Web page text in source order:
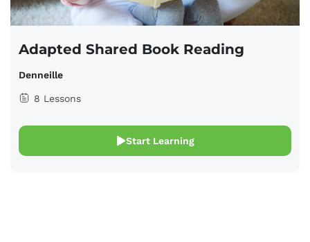
Adapted Shared Book Reading
Denneille
8 Lessons
Start Learning